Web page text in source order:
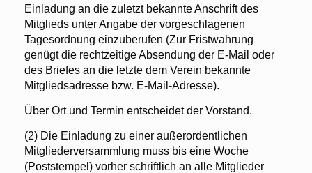
Einladung an die zuletzt bekannte Anschrift des
Mitglieds unter Angabe der vorgeschlagenen
Tagesordnung einzuberufen (Zur Fristwahrung
genügt die rechtzeitige Absendung der E-Mail oder
des Briefes an die letzte dem Verein bekannte
Mitgliedsadresse bzw. E-Mail-Adresse).
Über Ort und Termin entscheidet der Vorstand.
(2) Die Einladung zu einer außerordentlichen
Mitgliederversammlung muss bis eine Woche
(Poststempel) vorher schriftlich an alle Mitglieder